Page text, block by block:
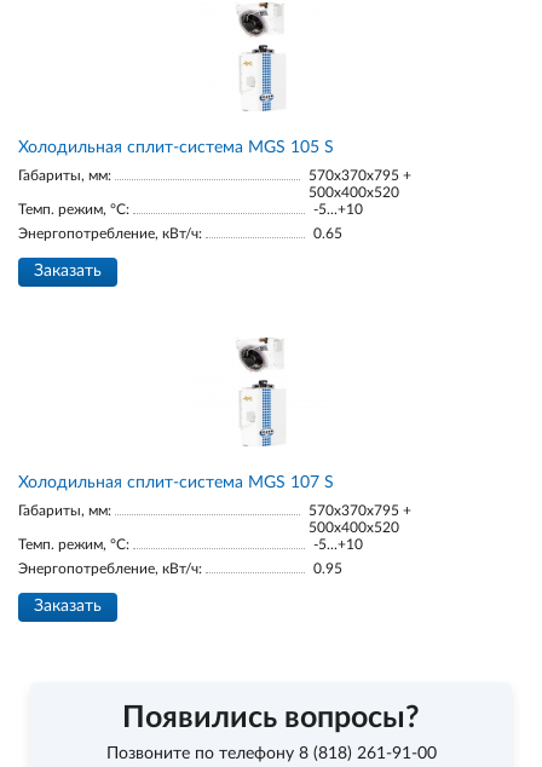
Холодильная сплит-система MGS 105 S
Габариты, мм:
570x370x795 +
500x400x520
Темп. режим, °С:
-5...+10
Энергопотребление, кВт/ч:
0.65
Заказать
Холодильная сплит-система MGS 107 S
Габариты, мм:
570x370x795 +
500x400x520
Темп. режим, °С:
-5...+10
Энергопотребление, кВт/ч:
0.95
Заказать
Появились вопросы?
Позвоните по телефону 8 (818) 261-91-00